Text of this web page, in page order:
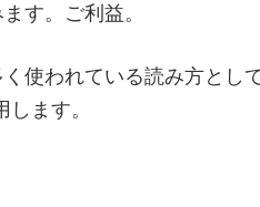
す。ご利益。
使われている読み方とし
ます。